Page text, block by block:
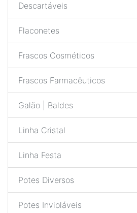
Descartáveis
Flaconetes
Frascos Cosméticos
Frascos Farmacêuticos
Galão | Baldes
Linha Cristal
Linha Festa
Potes Diversos
Potes Invioláveis